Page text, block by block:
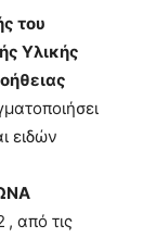
του
Υλικής
ειδών
, από τις